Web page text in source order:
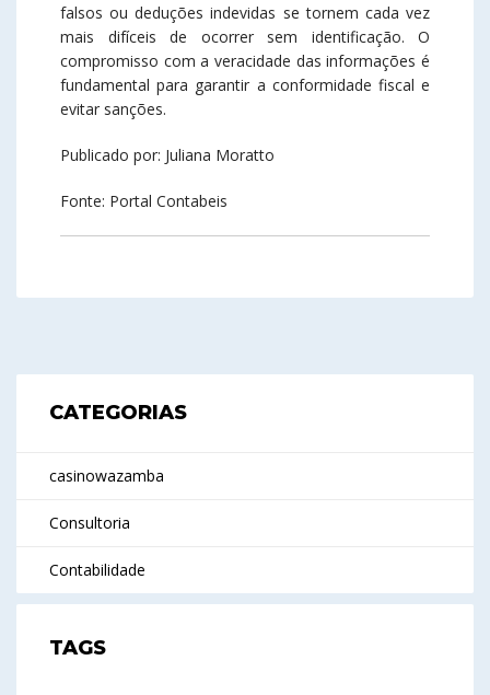
falsos ou deduções indevidas se tornem cada vez
mais difíceis de ocorrer sem identificação. O
compromisso com a veracidade das informações é
fundamental para garantir a conformidade fiscal e
evitar sanções.
Publicado por: Juliana Moratto
Fonte: Portal Contabeis
CATEGORIAS
casinowazamba
Consultoria
Contabilidade
TAGS